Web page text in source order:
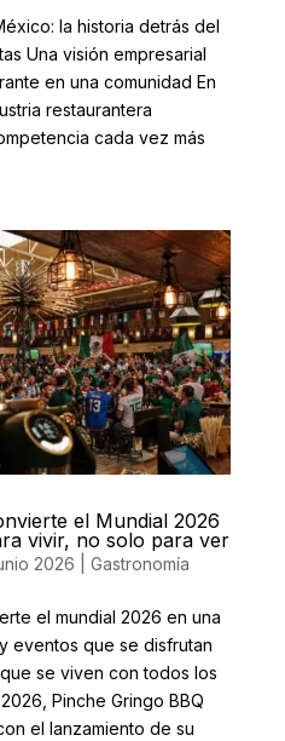
la historia detrás del
Una visión empresarial
en una comunidad En
restaurantera
cada vez más
el Mundial 2026
vivir, no solo para ver
2026 Gastronomía
el mundial 2026 en una
eventos que se disfrutan
se viven con todos los
Pinche Gringo BBQ
el lanzamiento de su